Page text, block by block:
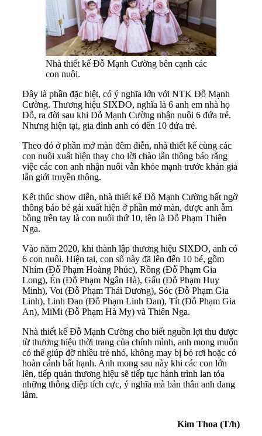
Nhà thiết kế Đỗ Mạnh Cường bên cạnh các
con nuôi.
Đây là phần đặc biệt, có ý nghĩa lớn với NTK Đỗ Mạnh
Cường. Thương hiệu SIXDO, nghĩa là 6 anh em nhà họ
Đỗ, ra đời sau khi Đỗ Mạnh Cường nhận nuôi 6 đứa trẻ.
Nhưng hiện tại, gia đình anh có đến 10 đứa trẻ.
Theo đó ở phần mở màn đêm diễn, nhà thiết kế cùng các
con nuôi xuất hiện thay cho lời chào lẫn thông báo rằng
việc các con anh nhận nuôi vẫn khỏe mạnh trước khán giả
lẫn giới truyền thông.
Kết thúc show diễn, nhà thiết kế Đỗ Mạnh Cường bất ngờ
thông báo bé gái xuất hiện ở phần mở màn, được anh ẫm
bồng trên tay là con nuôi thứ 10, tên là Đỗ Phạm Thiên
Nga.
Vào năm 2020, khi thành lập thương hiệu SIXDO, anh có
6 con nuôi. Hiện tại, con số này đã lên đến 10 bé, gồm
Nhím (Đỗ Phạm Hoàng Phúc), Rồng (Đỗ Phạm Gia
Long), Én (Đỗ Phạm Ngân Hà), Gấu (Đỗ Phạm Huy
Minh), Voi (Đỗ Phạm Thái Dương), Sóc (Đỗ Phạm Gia
Linh), Linh Đan (Đỗ Phạm Linh Đan), Tít (Đỗ Phạm Gia
An), MiMi (Đỗ Phạm Hà My) và Thiên Nga.
Nhà thiết kế Đỗ Mạnh Cường cho biết nguồn lợi thu được
từ thương hiệu thời trang của chính mình, anh mong muốn
có thể giúp đỡ nhiều trẻ nhỏ, không may bị bỏ rơi hoặc có
hoàn cảnh bất hạnh. Anh mong sau này khi các con lớn
lên, tiếp quản thương hiệu sẽ tiếp tục hành trình lan tỏa
những thông điệp tích cực, ý nghĩa mà bản thân anh đang
làm.
Kim Thoa (T/h)